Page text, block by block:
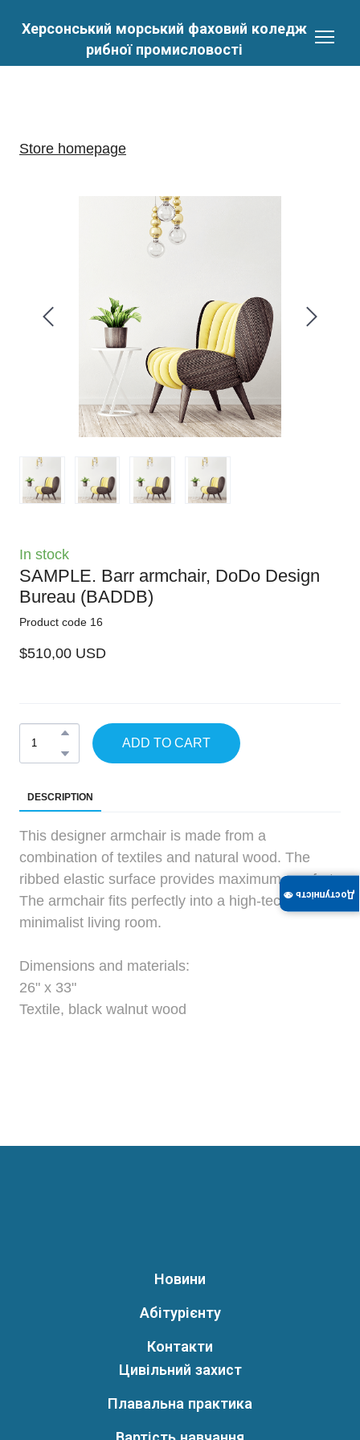
Херсонський морський фаховий коледж
рибної промисловості
Store homepage
In stock
SAMPLE. Barr armchair, DoDo Design
Bureau (BADDB)
Product code 16
$510,00 USD
ADD TO CART
DESCRIPTION
This designer armchair is made from a
combination of textiles and natural wood. The
ribbed elastic surface provides maximum comfort.
The armchair fits perfectly into a high-tech or
minimalist living room.
Dimensions and materials:
26" x 33"
Textile, black walnut wood
Новини
Абітурієнту
Контакти
Цивільний захист
Плавальна практика
Доступність 👁